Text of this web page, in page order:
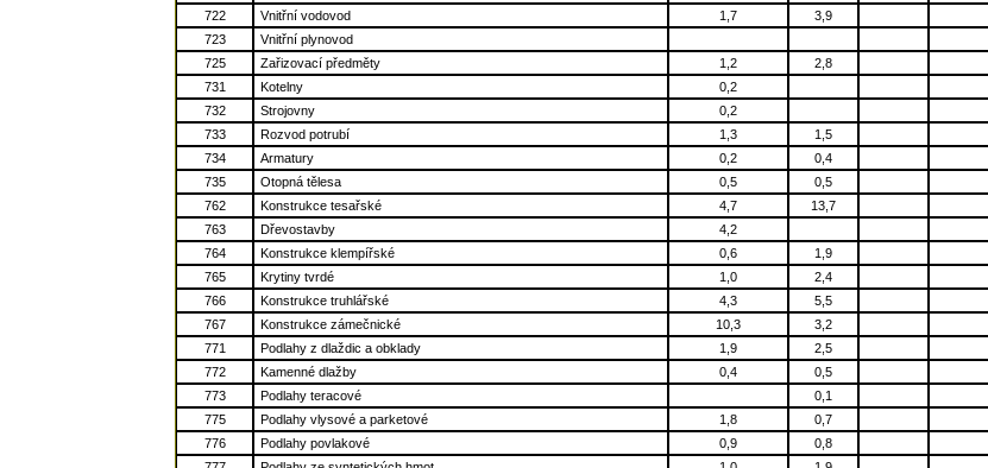
722
Vnitřní vodovod 1,7 3,9
723
Vnitřní plynovod
725
Zařizovací předměty 1,2 2,8
731
Kotelny 0,2
732
Strojovny 0,2
733
Rozvod potrubí 1,3 1,5
734
Armatury 0,2 0,4
735
Otopná tělesa 0,5 0,5
762
Konstrukce tesařské 4,7 13,7
763
Dřevostavby 4,2
764
Konstrukce klempířské 0,6 1,9
765
Krytiny tvrdé 1,0 2,4
766
Konstrukce truhlářské 4,3 5,5
767
Konstrukce zámečnické 10,3 3,2
771
Podlahy z dlaždic a obklady 1,9 2,5
772
Kamenné dlažby 0,4 0,5
773
Podlahy teracové
0,1
775
Podlahy vlysové a parketové 1,8 0,7
776
Podlahy povlakové 0,9 0,8